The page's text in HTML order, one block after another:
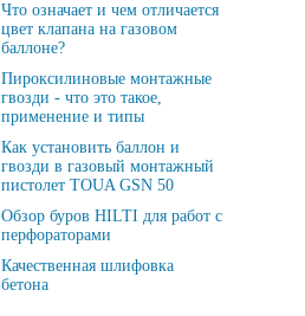
Что означает и чем отличается
цвет клапана на газовом
баллоне?
Пироксилиновые монтажные
гвозди - что это такое,
применение и типы
Как установить баллон и
гвозди в газовый монтажный
пистолет TOUA GSN 50
Обзор буров HILTI для работ с
перфораторами
Качественная шлифовка
бетона